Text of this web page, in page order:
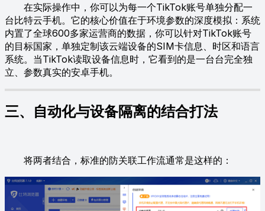
在实际操作中，你可以为每一个TikTok账号单独分配一
台比特云手机。它的核心价值在于环境参数的深度模拟：系统
内置了全球600多家运营商的数据，你可以针对TikTok账号
的目标国家，单独定制该云端设备的SIM卡信息、时区和语言
系统。当TikTok读取设备信息时，它看到的是一台台完全独
立、参数真实的安卓手机。
三、自动化与设备隔离的结合打法
将两者结合，标准的防关联工作流通常是这样的：